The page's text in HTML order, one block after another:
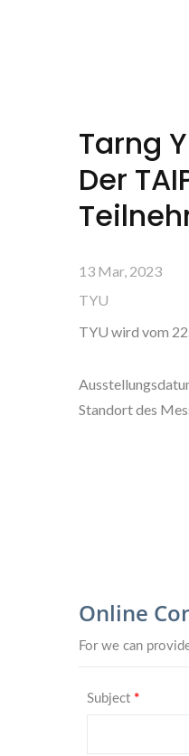
Tarng
Der
13 Mar, 2023
TYU
TYU wird vom
Standort des